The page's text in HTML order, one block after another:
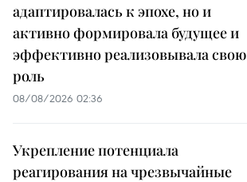
адаптировалась к эпохе, но и
активно формировала будущее и
эффективно реализовывала свою
роль
08/08/2026 02:36
Укрепление потенциала
реагирования на чрезвычайные